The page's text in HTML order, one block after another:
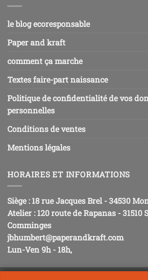
le blog ecoresponsable
Paper and kraft
comment ça marche
Textes faire-part naissance
Politique de confidentialité de vos
personnelles
Conditions de ventes
Mentions légales
HORAIRES ET INFORMATIONS
Siège : 18 rue Jacques Brel - 34530
Atelier : 120 route de Rapanas - 31510
Comminges
jbhumbert@paperandkraft.com
Lun-Ven 9h - 18h,